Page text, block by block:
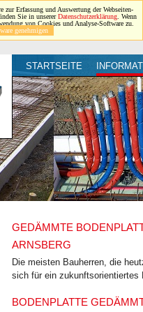
zur Erfassung und Auswertung der Webseiten-
Sie in unsererDatenschutzerklärung . Wenn
von Cookies und Analyse-Software zu.
genehmigen
STARTSEITE
GEDÄMMTE
ARNSBERG
Die meisten Bauherren, die
sich für ein zukunftsorientiertes
BODENPLATTE